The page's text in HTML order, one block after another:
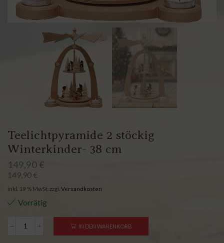
Teelichtpyramide 2 stöckig
Winterkinder- 38 cm
149,90 €
149,90 €
inkl. 19 % MwSt. zzgl. Versandkosten
Vorrätig
IN DEN WARENKORB